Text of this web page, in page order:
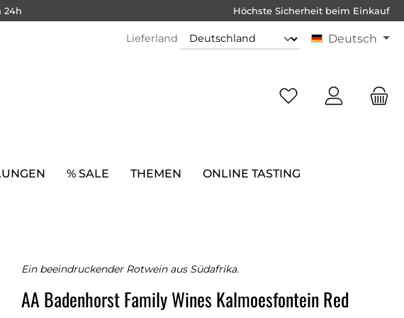
24h Höchste Sicherheit beim Einkauf
Lieferland Deutsch
% SALE THEMEN ONLINE TASTING
Ein beeindruckender Rotwein aus Südafrika.
AA Badenhorst Family Wines Kalmoesfontein Red